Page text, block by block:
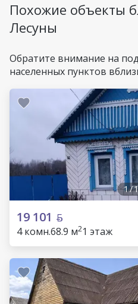
Похожие объекты
Лесуны
Обратите внимание на
населенных пунктов
1/
19 101
4 комн.68.9 м21 этаж